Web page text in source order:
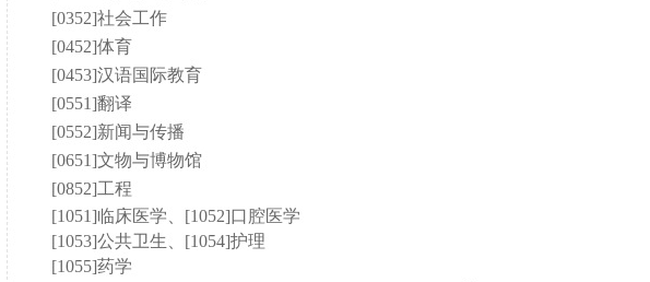
[0352]社会工作
[0452]体育
[0453]汉语国际教育
[0551]翻译
[0552]新闻与传播
[0651]文物与博物馆
[0852]工程
[1051]临床医学、[1052]口腔医学
[1053]公共卫生、[1054]护理
[1055]药学